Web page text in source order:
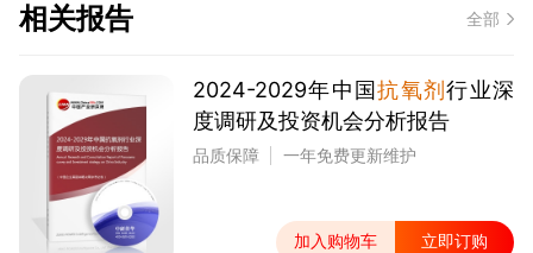
相关报告 全部
2024-2029年中国抗氧剂行业深
度调研及投资机会分析报告
品质保障 一年免费更新维护
加入购物车 立即订购